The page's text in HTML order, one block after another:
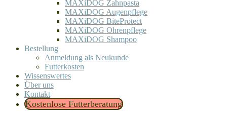
MAXiDOG Zahnpasta
MAXiDOG Augenpflege
MAXiDOG BiteProtect
MAXiDOG Ohrenpflege
MAXiDOG Shampoo
Bestellung
Anmeldung als Neukunde
Futterkosten
Wissenswertes
Über uns
Kontakt
Kostenlose Futterberatung